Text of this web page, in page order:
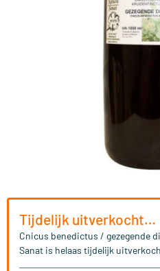
Tijdelijk uitverkocht…
Cnicus benedictus / gezegende
Sanat is helaas tijdelijk